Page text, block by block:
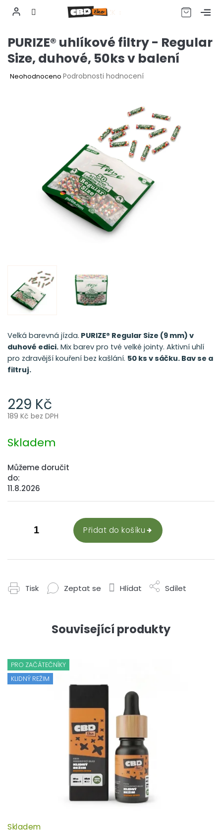
obsah
CZK
PURIZE® uhlíkové filtry - Regular
Size, duhové, 50ks v balení
Průměrné
Neohodnoceno Podrobnosti hodnocení
229 Kč
189 Kč bez DPH
cena:
Skladem
Můžeme doručit
do:
11.8.2026
Přidat do košíku
Velká barevná jízda. PURIZE® Regular Size (9 mm) v
duhové edici. Mix barev pro tvé velké jointy. Aktivní uhlí
pro zdravější kouření bez kašlání. 50 ks v sáčku. Bav se a
filtruj.
Tisk Zeptat se Hlídat Sdílet
Související produkty
PRO ZAČÁTEČNÍKY
KLIDNÝ REŽIM
Skladem